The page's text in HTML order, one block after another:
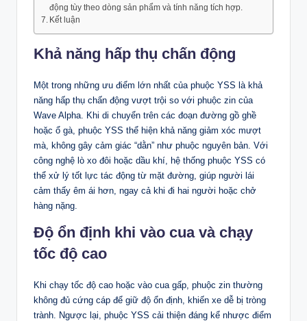
động tùy theo dòng sản phẩm và tính năng tích hợp.
Kết luận
Khả năng hấp thụ chấn động
Một trong những ưu điểm lớn nhất của phuộc YSS là khả
năng hấp thụ chấn động vượt trội so với phuộc zin của
Wave Alpha. Khi di chuyển trên các đoạn đường gồ ghề
hoặc ổ gà, phuộc YSS thể hiện khả năng giảm xóc mượt
mà, không gây cảm giác “dằn” như phuộc nguyên bản. Với
công nghệ lò xo đôi hoặc dầu khí, hệ thống phuộc YSS có
thể xử lý tốt lực tác động từ mặt đường, giúp người lái
cảm thấy êm ái hơn, ngay cả khi đi hai người hoặc chở
hàng nặng.
Độ ổn định khi vào cua và chạy
tốc độ cao
Khi chạy tốc độ cao hoặc vào cua gấp, phuộc zin thường
không đủ cứng cáp để giữ độ ổn định, khiến xe dễ bị tròng
trành. Ngược lại, phuộc YSS cải thiện đáng kể nhược điểm